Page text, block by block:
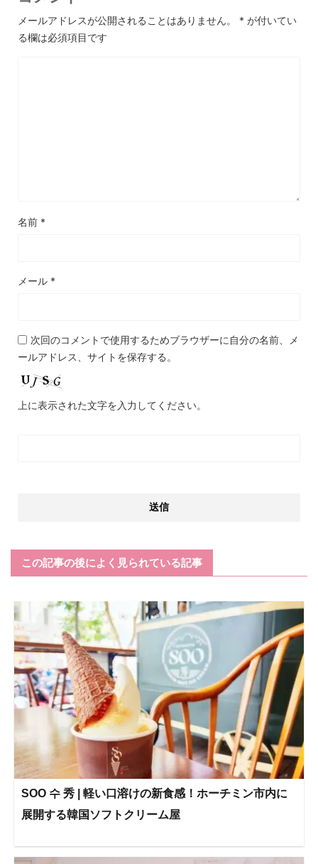
メールアドレスが公開されることはありません。 * が付いてい
る欄は必須項目です
名前 *
メール *
次回のコメントで使用するためブラウザーに自分の名前、メ
ールアドレス、サイトを保存する。
上に表示された文字を入力してください。
この記事の後によく見られている記事
SOO 수 秀 | 軽い口溶けの新食感！ホーチミン市内に
展開する韓国ソフトクリーム屋